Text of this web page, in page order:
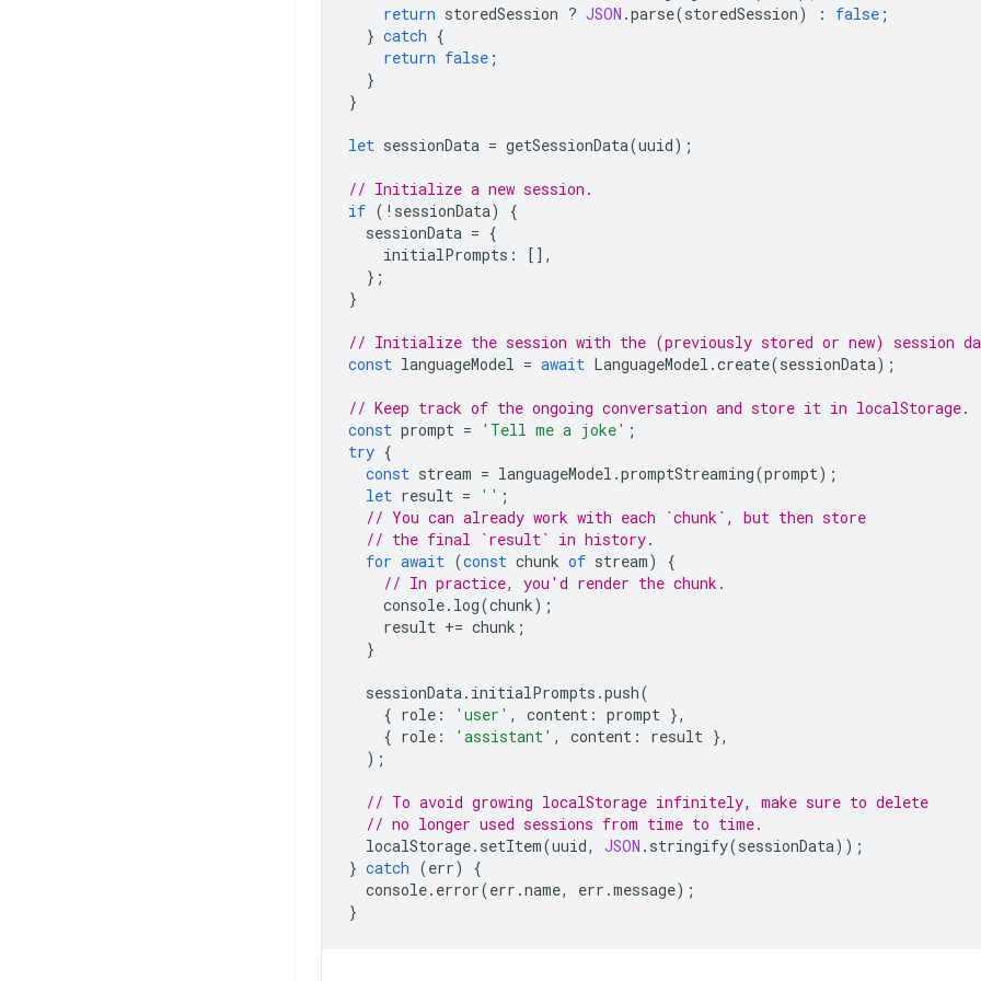
return storedSession ? JSON .parse(storedSession) : false ;
} catch {
return false ;
}
}
let sessionData = getSessionData(uuid);
// Initialize a new session.
if ( ! sessionData)
{
sessionData = {
initialPrompts :
[],
};
}
// Initialize the session with the (previously stored or new) session
const languageModel = await LanguageModel .create(sessionData);
// Keep track of the ongoing conversation and store it in localStorage.
const prompt = 'Tell me a joke' ;
try {
const stream = languageModel .promptStreaming(prompt);
let result = '' ;
// You can already work with each `chunk`, but then store
// the final `result` in history.
for await (const chunk of stream)
{
// In practice, you'd render the chunk.
console. log(chunk);
result += chunk ;
}
sessionData. initialPrompts .push(
{ role : 'user' , content : prompt },
{ role : 'assistant' , content : result },
);
// To avoid growing localStorage infinitely, make sure to delete
// no longer used sessions from time to time.
localStorage. setItem(uuid, JSON . stringify(sessionData));
} catch (err)
{
console. error(err .name, err .message);
}